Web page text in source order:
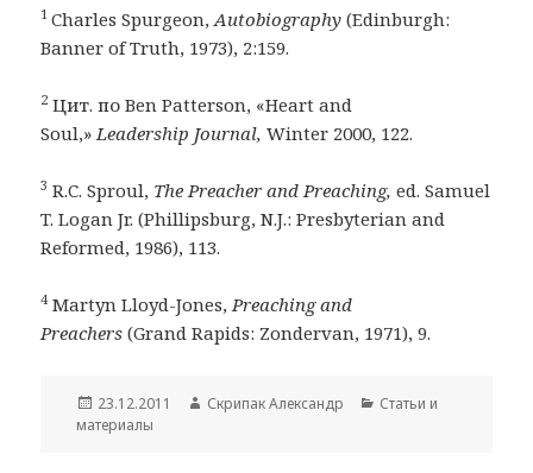
1Charles Spurgeon,Autobiography(Edinburgh:
Banner of Truth, 1973), 2:159.
2 Цит. по Ben Patterson, «Heart and
Soul,»Leadership Journal,Winter 2000, 122.
3 R.C. Sproul, The Preacher and Preaching,ed. Samuel
T. Logan Jr. (Phillipsburg, N.J.: Presbyterian and
Reformed, 1986), 113.
4Martyn Lloyd-Jones,Preaching and
Preachers(Grand Rapids: Zondervan, 1971), 9.
Опубліковано
23.12.2011 Автор
Скрипак Александр Категорії
Cтатьи и
материалы